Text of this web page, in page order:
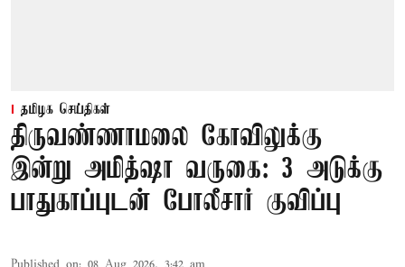
தமிழக செய்திகள்
திருவண்ணாமலை கோவிலுக்கு
இன்று அமித்ஷா வருகை: 3 அடுக்கு
பாதுகாப்புடன் போலீசார் குவிப்பு